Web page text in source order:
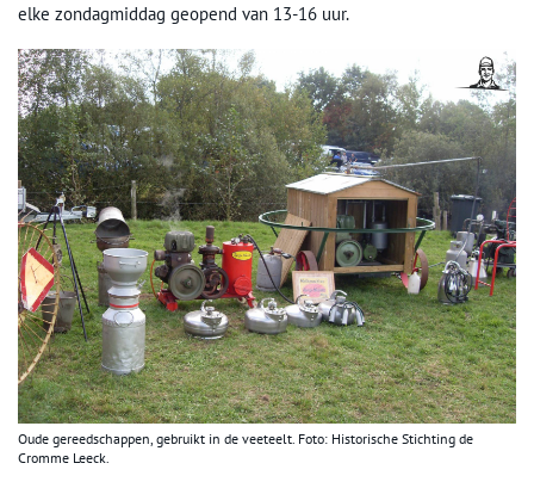
elke zondagmiddag geopend van 13-16 uur.
Oude gereedschappen, gebruikt in de veeteelt. Foto: Historische Stichting de
Cromme Leeck.